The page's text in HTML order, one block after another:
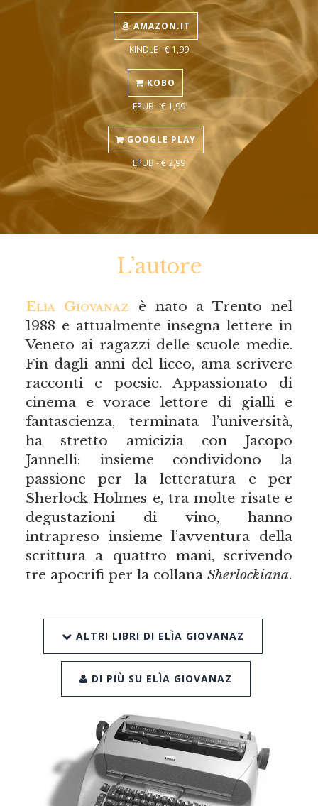
AMAZON.IT
KINDLE - € 1,99
KOBO
EPUB - € 1,99
GOOGLE PLAY
EPUB - € 2,99
L’autore
Elìa Giovanaz è nato a Trento nel
1988 e attualmente insegna lettere in
Veneto ai ragazzi delle scuole medie.
Fin dagli anni del liceo, ama scrivere
racconti e poesie. Appassionato di
cinema e vorace lettore di gialli e
fantascienza, terminata l’università,
ha stretto amicizia con Jacopo
Jannelli: insieme condividono la
passione per la letteratura e per
Sherlock Holmes e, tra molte risate e
degustazioni di vino, hanno
intrapreso insieme l’avventura della
scrittura a quattro mani, scrivendo
tre apocrifi per la collana Sherlockiana.
ALTRI LIBRI DI ELÌA GIOVANAZ
DI PIÙ SU ELÌA GIOVANAZ